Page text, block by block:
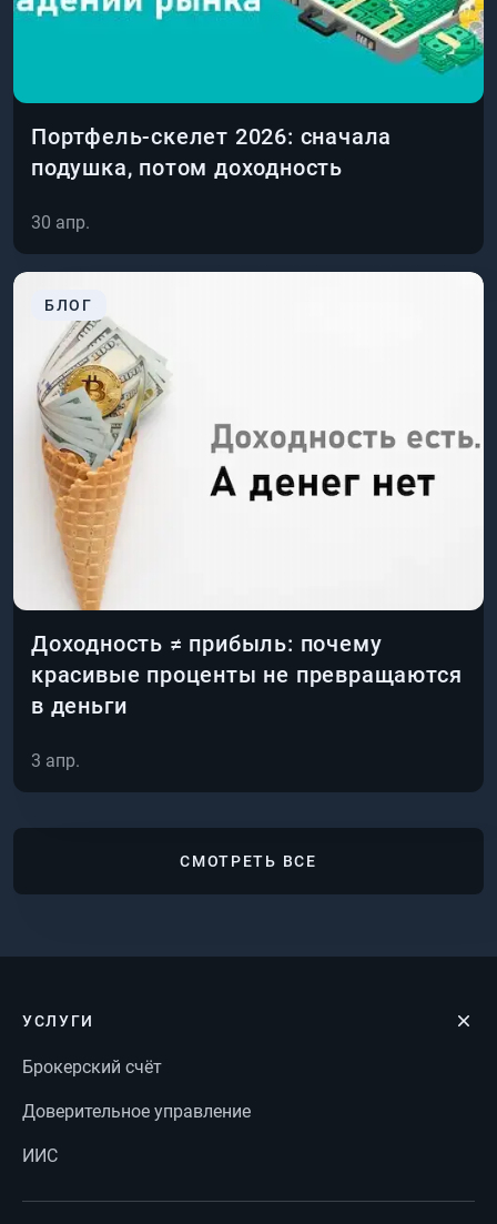
Портфель-скелет 2026: сначала
подушка, потом доходность
30 апр.
БЛОГ
Доходность ≠ прибыль: почему
красивые проценты не превращаются
в деньги
3 апр.
СМОТРЕТЬ ВСЕ
УСЛУГИ
Брокерский счёт
Доверительное управление
ИИС